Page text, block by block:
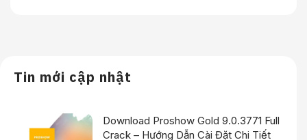
Tin mới cập nhật
Download Proshow Gold 9.0.3771 Full
Crack – Hướng Dẫn Cài Đặt Chi Tiết